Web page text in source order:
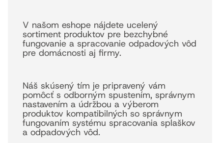
V našom eshope nájdete ucelený
sortiment produktov pre bezchybné
fungovanie a spracovanie odpadových vôd
pre domácnosti aj firmy.
Náš skúsený tím je pripravený vám
pomôcť s odborným spustením, správnym
nastavením a údržbou a výberom
produktov kompatibilných so správnym
fungovaním systému spracovania splaškov
a odpadových vôd.